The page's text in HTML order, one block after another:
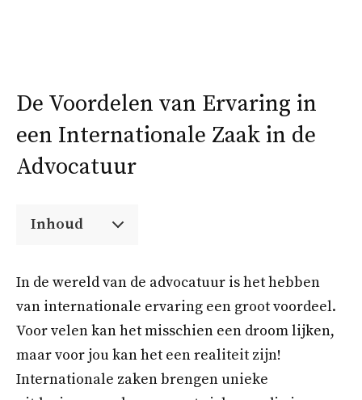
De Voordelen van Ervaring in
een Internationale Zaak in de
Advocatuur
Inhoud
In de wereld van de advocatuur is het hebben
van internationale ervaring een groot voordeel.
Voor velen kan het misschien een droom lijken,
maar voor jou kan het een realiteit zijn!
Internationale zaken brengen unieke